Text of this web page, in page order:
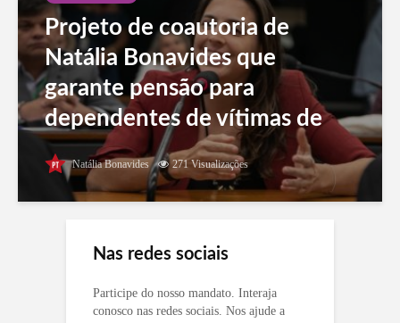
Projeto de coautoria de
Natália Bonavides que
garante pensão para
dependentes de vítimas de
feminicídio é aprovado na
Câmara
Natália Bonavides 271 Visualizações
Nas redes sociais
Participe do nosso mandato. Interaja
conosco nas redes sociais. Nos ajude a